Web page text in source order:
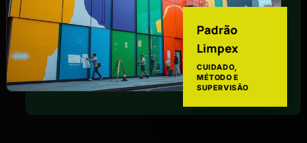
Padrão
Limpex
CUIDADO,
MÉTODO E
SUPERVISÃO